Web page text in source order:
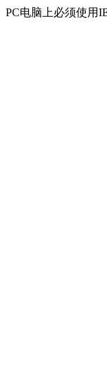
PC电脑上必须使用